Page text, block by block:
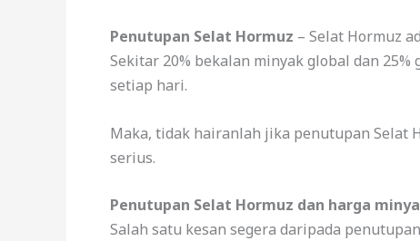
Penutupan Selat Hormuz – Selat Hormuz
Sekitar 20% bekalan minyak global dan
setiap hari.
Maka, tidak hairanlah jika penutupan Selat
serius.
Penutupan Selat Hormuz dan harga
Salah satu kesan segera daripada penutupan